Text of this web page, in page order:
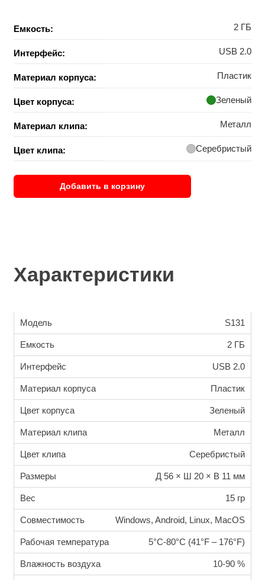
Емкость: 2 ГБ
Интерфейс: USB 2.0
Материал корпуса: Пластик
Цвет корпуса: Зеленый
Материал клипа: Металл
Цвет клипа: Серебристый
Добавить в корзину
Характеристики
Модель S131
Емкость 2 ГБ
Интерфейс USB 2.0
Материал корпуса Пластик
Цвет корпуса Зеленый
Материал клипа Металл
Цвет клипа Серебристый
Размеры Д 56 × Ш 20 × В 11 мм
Вес 15 гр
Совместимость Windows, Android, Linux, MacOS
Рабочая температура 5°C-80°C (41°F – 176°F)
Влажность воздуха 10-90 %